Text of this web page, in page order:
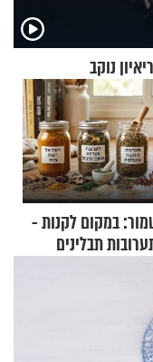
נוקב
במקום לקנות -
5 תערובות תבלינים